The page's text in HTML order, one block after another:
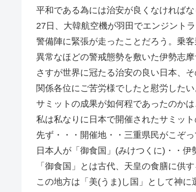
平和である為には治安が良くなければな
27日、大韓航空機が羽田でエンジント
警備陣に緊張が走ったことだろう。乗客
異常なほどの警戒態勢を敷いた伊勢志摩
さすが世界に冠たる治安の良い日本、
関係各位にご苦労様でしたと慰労したい
サミットの成果が如何程であったのか
私は私なりに日本で開催されたサミット
先ず・・・開催地・・三重県民がこぞ
日本人が「御食国」(みけつくに)・・伊
「御食国」とは古代、天皇の食膳に供
この地方は「美(うま)し国」として神に